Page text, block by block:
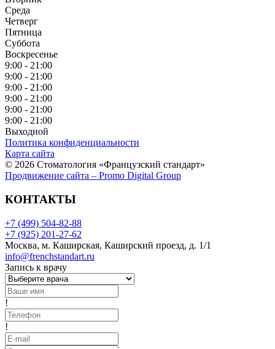
Среда
Четверг
Пятница
Суббота
Воскресенье
9:00 - 21:00
9:00 - 21:00
9:00 - 21:00
9:00 - 21:00
9:00 - 21:00
9:00 - 21:00
Выходной
Политика конфиденциальности
Карта сайта
© 2026 Стоматология «Французский стандарт»
Продвижение сайта – Promo Digital Group
КОНТАКТЫ
+7 (499) 504-82-88
+7 (925) 201-27-62
Москва, м. Каширская, Каширский проезд, д. 1/1
info@frenchstandart.ru
Запись к врачу
!
!